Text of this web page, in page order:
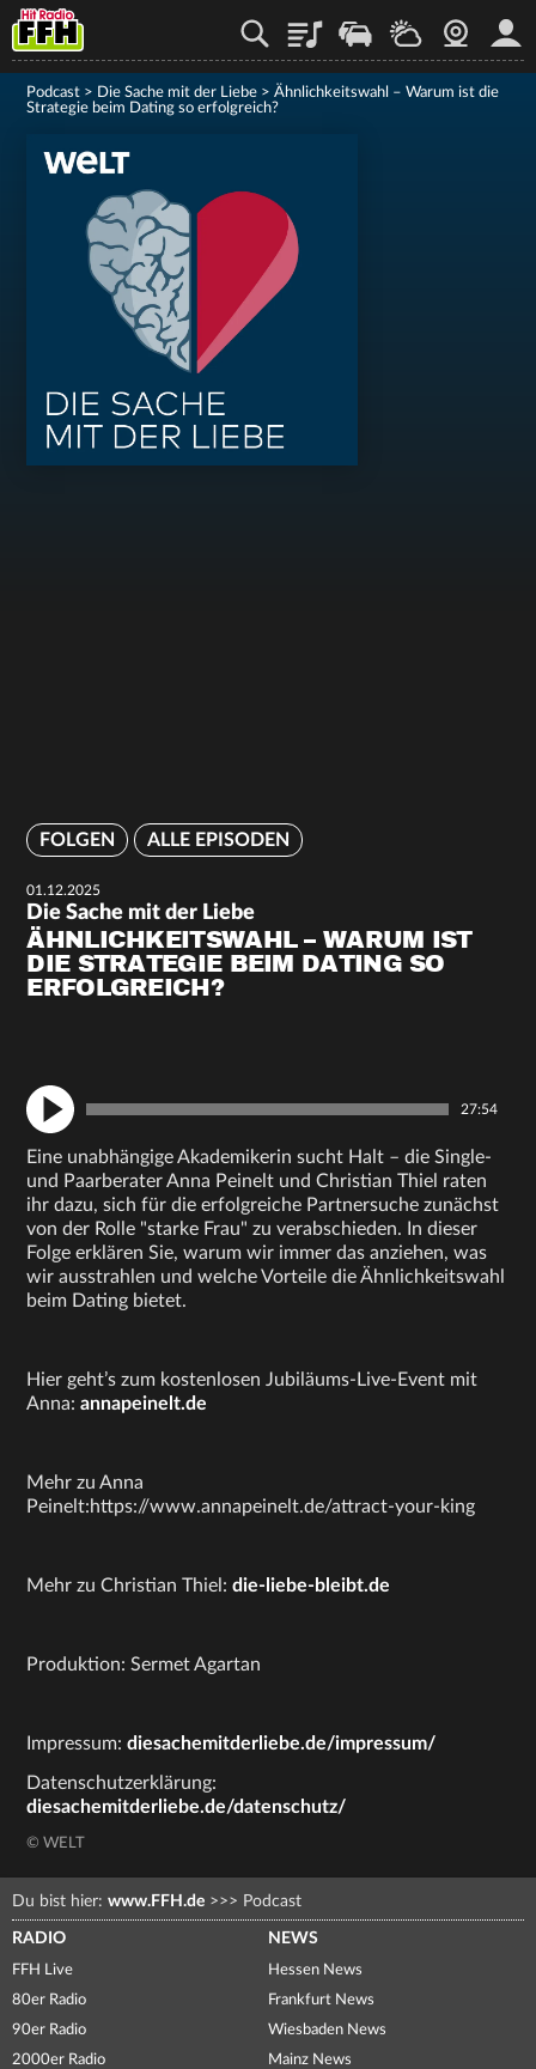
PlaylistStaupilotWetterWebcam
Podcast > Die Sache mit der Liebe > Ähnlichkeitswahl – Warum ist die
Strategie beim Dating so erfolgreich?
FOLGEN ALLE EPISODEN
01.12.2025
Die Sache mit der Liebe
ÄHNLICHKEITSWAHL – WARUM IST
DIE STRATEGIE BEIM DATING SO
ERFOLGREICH?
27:54
Eine unabhängige Akademikerin sucht Halt – die Single-
und Paarberater Anna Peinelt und Christian Thiel raten
ihr dazu, sich für die erfolgreiche Partnersuche zunächst
von der Rolle "starke Frau" zu verabschieden. In dieser
Folge erklären Sie, warum wir immer das anziehen, was
wir ausstrahlen und welche Vorteile die Ähnlichkeitswahl
beim Dating bietet.
Hier geht’s zum kostenlosen Jubiläums-Live-Event mit
Anna:annapeinelt.de
Mehr zu Anna
Peinelt:https://www.annapeinelt.de/attract-your-king
Mehr zu Christian Thiel:die-liebe-bleibt.de
Produktion: Sermet Agartan
Impressum:diesachemitderliebe.de/impressum/
Datenschutzerklärung:
diesachemitderliebe.de/datenschutz/
© WELT
Du bist hier: www.FFH.de >>> Podcast
RADIO
FFH Live
80er Radio
90er Radio
2000er Radio
NEWS
Hessen News
Frankfurt News
Wiesbaden News
Mainz News